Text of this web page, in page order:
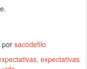
por sacodefilo
expectativas